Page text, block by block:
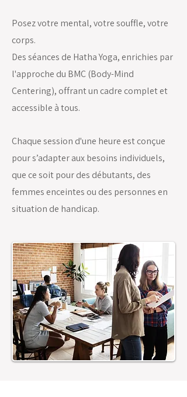
Posez votre mental, votre souffle, votre
corps.
Des séances de Hatha Yoga, enrichies par
l'approche du BMC (Body-Mind
Centering), offrant un cadre complet et
accessible à tous.
Chaque session d'une heure est conçue
pour s’adapter aux besoins individuels,
que ce soit pour des débutants, des
femmes enceintes ou des personnes en
situation de handicap.